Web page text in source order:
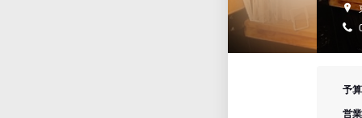
予算
営